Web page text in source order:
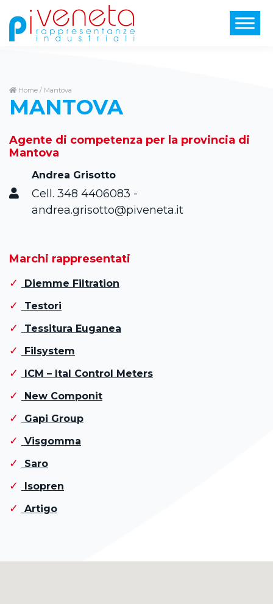
Home / Mantova
MANTOVA
Agente di competenza per la provincia di
Mantova
Andrea Grisotto
Cell.348 4406083 -
andrea.grisotto@piveneta.it
Marchi rappresentati
Diemme Filtration
Testori
Tessitura Euganea
Filsystem
ICM – Ital Control Meters
New Componit
Gapi Group
Visgomma
Saro
Isopren
Artigo